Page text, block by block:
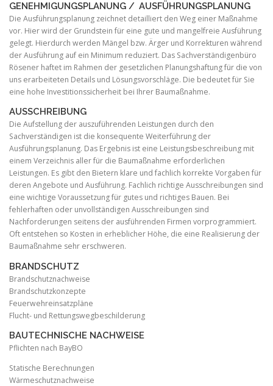
GENEHMIGUNGSPLANUNG / AUSFÜHRUNGSPLANUNG
Die Ausführungsplanung zeichnet detailliert den Weg einer Maßnahme
vor. Hier wird der Grundstein für eine gute und mangelfreie Ausführung
gelegt. Hierdurch werden Mängel bzw. Ärger und Korrekturen während
der Ausführung auf ein Minimum reduziert. Das Sachverständigenbüro
Rösener haftet im Rahmen der gesetzlichen Planungshaftung für die von
uns erarbeiteten Details und Lösungsvorschläge. Die bedeutet für Sie
eine hohe Investitionssicherheit bei Ihrer Baumaßnahme.
AUSSCHREIBUNG
Die Aufstellung der auszuführenden Leistungen durch den
Sachverständigen ist die konsequente Weiterführung der
Ausführungsplanung. Das Ergebnis ist eine Leistungsbeschreibung mit
einem Verzeichnis aller für die Baumaßnahme erforderlichen
Leistungen. Es gibt den Bietern klare und fachlich korrekte Vorgaben für
deren Angebote und Ausführung. Fachlich richtige Ausschreibungen sind
eine wichtige Voraussetzung für gutes und richtiges Bauen. Bei
fehlerhaften oder unvollständigen Ausschreibungen sind
Nachforderungen seitens der ausführenden Firmen vorprogrammiert.
Oft entstehen so Kosten in erheblicher Höhe, die eine Realisierung der
Baumaßnahme sehr erschweren.
BRANDSCHUTZ
Brandschutznachweise
Brandschutzkonzepte
Feuerwehreinsatzpläne
Flucht- und Rettungswegbeschilderung
BAUTECHNISCHE NACHWEISE
Pflichten nach BayBO
Statische Berechnungen
Wärmeschutznachweise